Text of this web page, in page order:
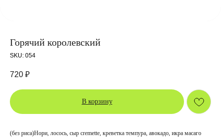
Горячий королевский
SKU: 054
720 ₽
В корзину
(без риса)Нори, лосось, сыр cremette, креветка темпура, авокадо, икра масаго